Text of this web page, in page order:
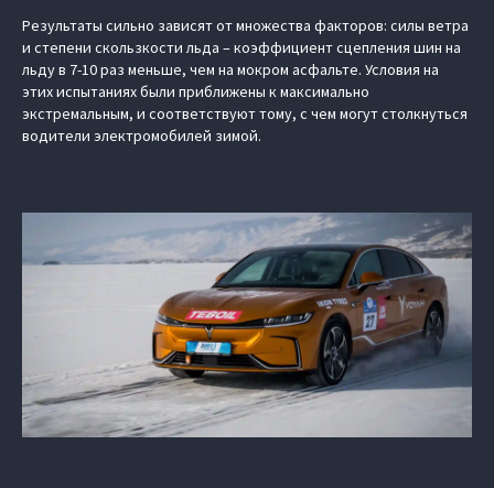
Результаты сильно зависят от множества факторов: силы ветра
и степени скользкости льда – коэффициент сцепления шин на
льду в 7-10 раз меньше, чем на мокром асфальте. Условия на
этих испытаниях были приближены к максимально
экстремальным, и соответствуют тому, с чем могут столкнуться
водители электромобилей зимой.